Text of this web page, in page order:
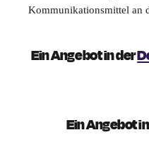
Kommunikationsmittel an
Ein Angebot in der
Ein Angebot